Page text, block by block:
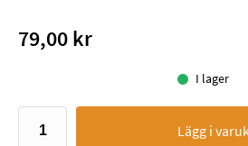
79,00 kr
I lager
Lägg i